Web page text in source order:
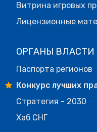
Витрина игровых
Лицензионные
ОРГАНЫ ВЛАСТИ
Паспорта регионов
Конкурс лучших
Стратегия - 2030
Хаб СНГ